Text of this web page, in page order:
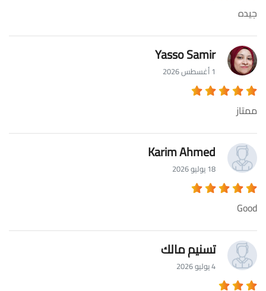
جيده
Yasso Samir
1 أغسطس 2026
ممتاز
Karim Ahmed
18 يوليو 2026
Good
تسنيم مالك
4 يوليو 2026